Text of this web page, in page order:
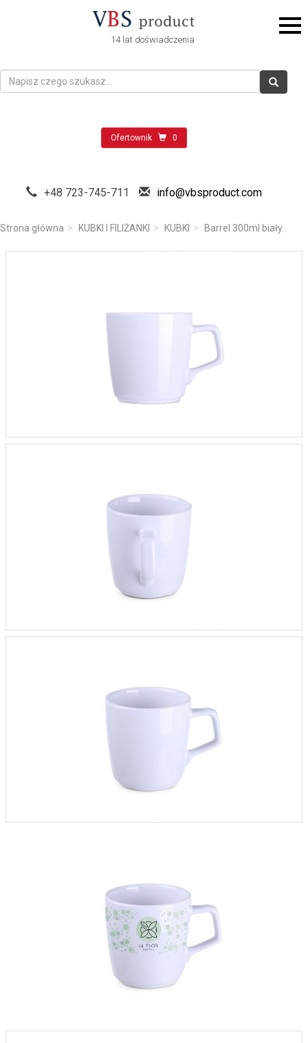
14 lat doświadczenia
Ofertownik 0
+48 723-745-711 info@vbsproduct.com
Strona główna KUBKI I FILIŻANKI KUBKI Barrel 300ml biały